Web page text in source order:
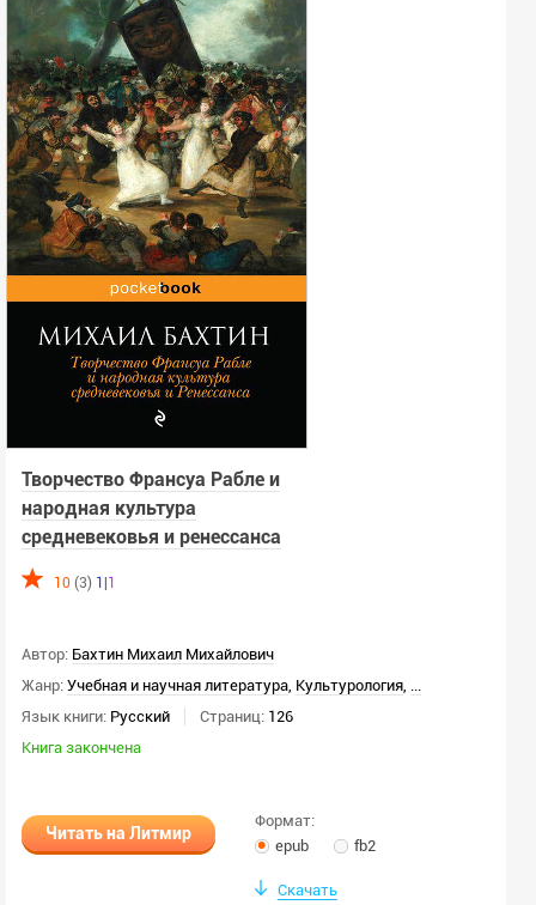
Творчество Франсуа Рабле и
народная культура
средневековья и ренессанса
10 (3) 1 1
Автор: Бахтин Михаил Михайлович
Жанр: Учебная и научная литература, Культурология, ...
Язык книги: Русский Страниц: 126
Книга закончена
Читать на Литмир
Формат:
epub
fb2
Скачать